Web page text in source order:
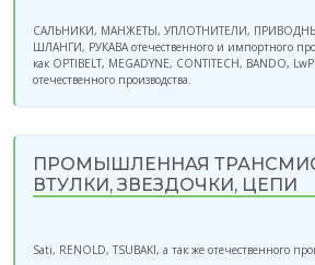
САЛЬНИКИ, МАНЖЕТЫ, УПЛОТНИТЕЛИ,
ШЛАНГИ, РУКАВА отечественного и импортного
как OPTIBELT, MEGADYNE, CONTITECH, BANDO,
отечественного производства.
ПРОМЫШЛЕННАЯ
ВТУЛКИ, ЗВЕЗДОЧКИ, ЦЕПИ
Sati, RENOLD, TSUBAKI, а так же отечественного